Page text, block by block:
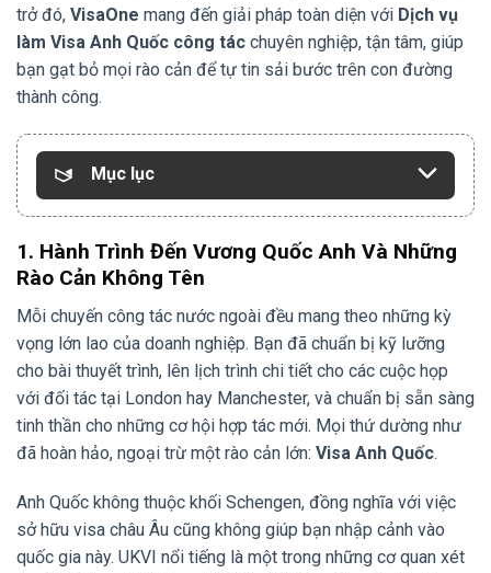
trở đó, VisaOne mang đến giải pháp toàn diện với Dịch vụ
làm Visa Anh Quốc công tác chuyên nghiệp, tận tâm, giúp
bạn gạt bỏ mọi rào cản để tự tin sải bước trên con đường
thành công.
Mục lục
1. Hành Trình Đến Vương Quốc Anh Và Những
Rào Cản Không Tên
Mỗi chuyến công tác nước ngoài đều mang theo những kỳ
vọng lớn lao của doanh nghiệp. Bạn đã chuẩn bị kỹ lưỡng
cho bài thuyết trình, lên lịch trình chi tiết cho các cuộc họp
với đối tác tại London hay Manchester, và chuẩn bị sẵn sàng
tinh thần cho những cơ hội hợp tác mới. Mọi thứ dường như
đã hoàn hảo, ngoại trừ một rào cản lớn: Visa Anh Quốc.
Anh Quốc không thuộc khối Schengen, đồng nghĩa với việc
sở hữu visa châu Âu cũng không giúp bạn nhập cảnh vào
quốc gia này. UKVI nổi tiếng là một trong những cơ quan xét